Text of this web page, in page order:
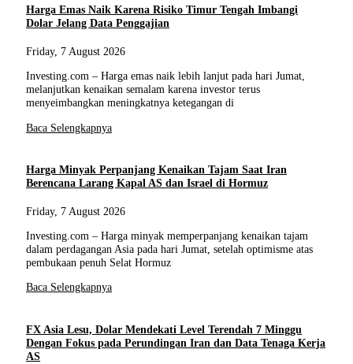
Harga Emas Naik Karena Risiko Timur Tengah Imbangi
Dolar Jelang Data Penggajian
Friday, 7 August 2026
Investing.com – Harga emas naik lebih lanjut pada hari Jumat,
melanjutkan kenaikan semalam karena investor terus
menyeimbangkan meningkatnya ketegangan di
Baca Selengkapnya
Harga Minyak Perpanjang Kenaikan Tajam Saat Iran
Berencana Larang Kapal AS dan Israel di Hormuz
Friday, 7 August 2026
Investing.com – Harga minyak memperpanjang kenaikan tajam
dalam perdagangan Asia pada hari Jumat, setelah optimisme atas
pembukaan penuh Selat Hormuz
Baca Selengkapnya
FX Asia Lesu, Dolar Mendekati Level Terendah 7 Minggu
Dengan Fokus pada Perundingan Iran dan Data Tenaga Kerja
AS